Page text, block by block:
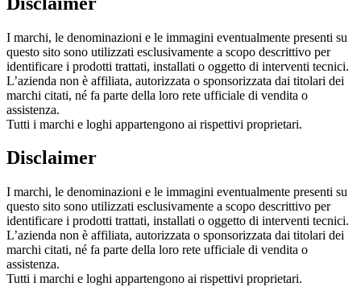
I marchi, le denominazioni e le immagini eventualmente presenti su
questo sito sono utilizzati esclusivamente a scopo descrittivo per
identificare i prodotti trattati, installati o oggetto di interventi tecnici.
L’azienda non è affiliata, autorizzata o sponsorizzata dai titolari dei
marchi citati, né fa parte della loro rete ufficiale di vendita o
assistenza.
Tutti i marchi e loghi appartengono ai rispettivi proprietari.
Disclaimer
I marchi, le denominazioni e le immagini eventualmente presenti su
questo sito sono utilizzati esclusivamente a scopo descrittivo per
identificare i prodotti trattati, installati o oggetto di interventi tecnici.
L’azienda non è affiliata, autorizzata o sponsorizzata dai titolari dei
marchi citati, né fa parte della loro rete ufficiale di vendita o
assistenza.
Tutti i marchi e loghi appartengono ai rispettivi proprietari.